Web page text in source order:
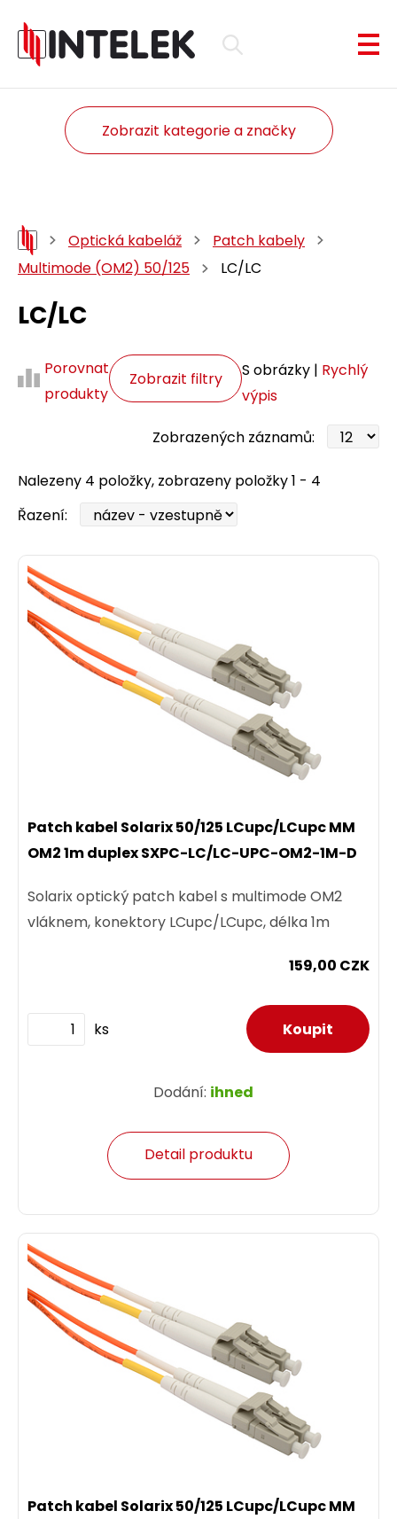
Zobrazit kategorie a značky
Optická kabeláž
Patch kabely
Multimode (OM2) 50/125
LC/LC
LC/LC
Porovnat
produkty
Zobrazit filtry S obrázky | Rychlý
výpis
Zobrazených záznamů:
Nalezeny 4 položky, zobrazeny položky 1 - 4
Řazení:
Patch kabel Solarix 50/125 LCupc/LCupc MM
OM2 1m duplex SXPC-LC/LC-UPC-OM2-1M-D
Solarix optický patch kabel s multimode OM2
vláknem, konektory LCupc/LCupc, délka 1m
159,00 CZK
ks
Dodání: ihned
Detail produktu
Patch kabel Solarix 50/125 LCupc/LCupc MM